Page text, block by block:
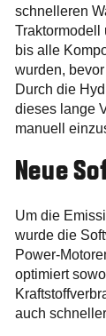
schnelleren
Traktormodell
bis alle
wurden,
Durch die
dieses lange
manuell
Neue
Um die
wurde die
Power-
optimiert
auch